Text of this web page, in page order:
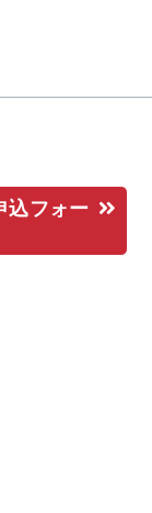
込フォー